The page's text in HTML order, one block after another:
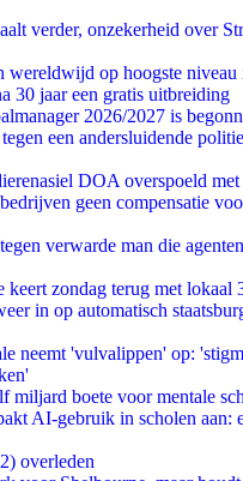
verder, onzekerheid over
wereldwijd op hoogste
30 jaar een gratis uitbreiding
2026/2027 is
een andersluidende
DOA overspoeld
geen compensatie
verwarde man die
keert zondag terug met lokaal
in op automatisch
neemt 'vulvalippen' op:
miljard boete voor mentale
AI-gebruik in scholen aan:
overleden